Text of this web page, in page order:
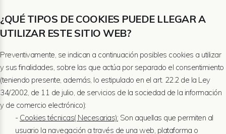
¿QUÉ TIPOS DE COOKIES PUEDE LLEGAR A
UTILIZAR ESTE SITIO WEB?
Preventivamente, se indican a continuación posibles cookies a utilizar
y sus finalidades, sobre las que actúa por separado el consentimiento
(teniendo presente, además, lo estipulado en el art. 22.2 de la Ley
34/2002, de 11 de julio, de servicios de la sociedad de la información
y de comercio electrónico):
- Cookies técnicas( Necesarias): Son aquellas que permiten al
usuario la navegación a través de una web, plataforma o